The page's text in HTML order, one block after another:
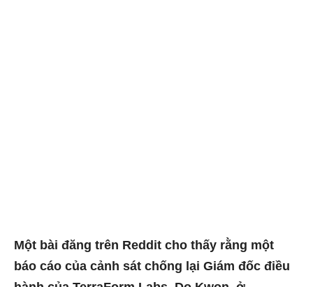
Một bài đăng trên Reddit cho thấy rằng một
báo cáo của cảnh sát chống lại Giám đốc điều